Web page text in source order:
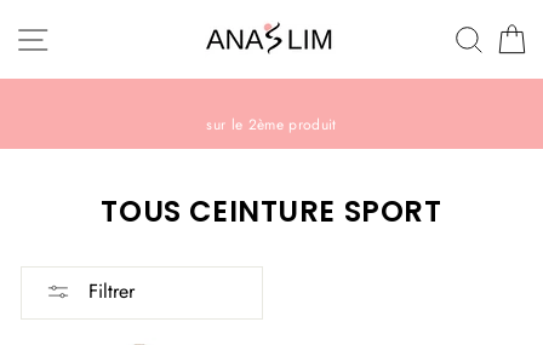
sur le 2ème produit
TOUS CEINTURE SPORT
Filtrer